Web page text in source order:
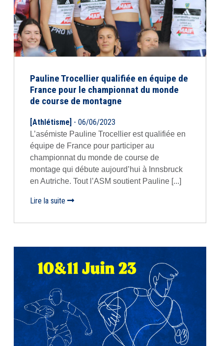
Pauline Trocellier qualifiée en équipe de
France pour le championnat du monde
de course de montagne
[Athlétisme] - 06/06/2023
L’asémiste Pauline Trocellier est qualifiée en
équipe de France pour participer au
championnat du monde de course de
montage qui débute aujourd’hui à Innsbruck
en Autriche. Tout l’ASM soutient Pauline [...]
Lire la suite